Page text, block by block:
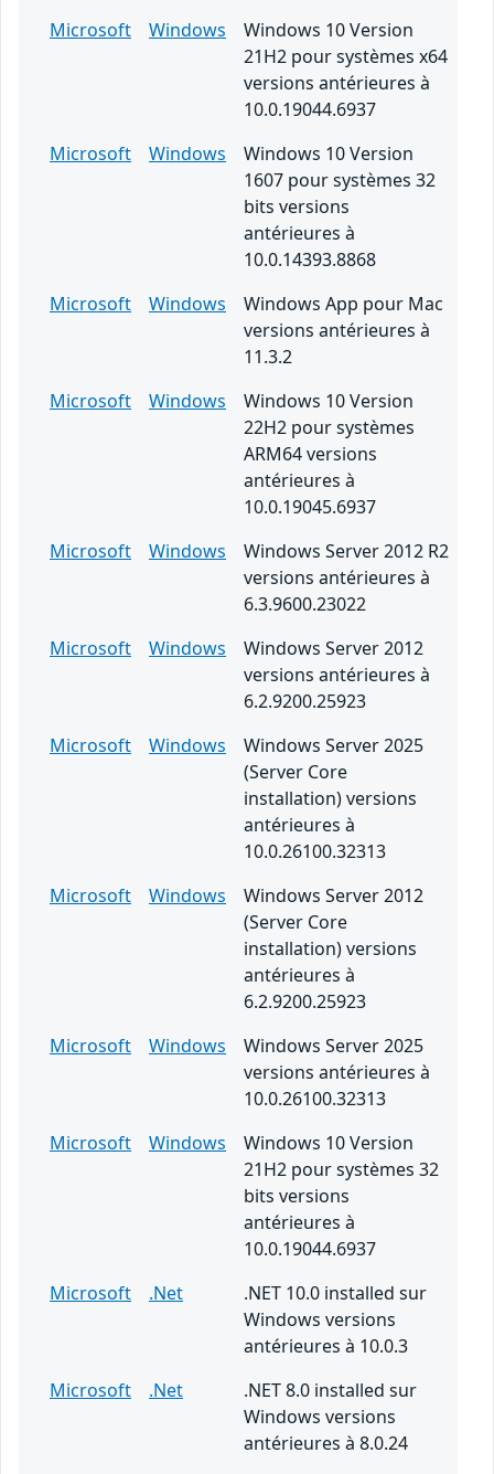
Microsoft
Windows
Windows 10 Version
21H2 pour systèmes x64
versions antérieures à
10.0.19044.6937
Microsoft
Windows
Windows 10 Version
1607 pour systèmes 32
bits versions
antérieures à
10.0.14393.8868
Microsoft
Windows
Windows App pour Mac
versions antérieures à
11.3.2
Microsoft
Windows
Windows 10 Version
22H2 pour systèmes
ARM64 versions
antérieures à
10.0.19045.6937
Microsoft
Windows
Windows Server 2012 R2
versions antérieures à
6.3.9600.23022
Microsoft
Windows
Windows Server 2012
versions antérieures à
6.2.9200.25923
Microsoft
Windows
Windows Server 2025
(Server Core
installation) versions
antérieures à
10.0.26100.32313
Microsoft
Windows
Windows Server 2012
(Server Core
installation) versions
antérieures à
6.2.9200.25923
Microsoft
Windows
Windows Server 2025
versions antérieures à
10.0.26100.32313
Microsoft
Windows
Windows 10 Version
21H2 pour systèmes 32
bits versions
antérieures à
10.0.19044.6937
Microsoft
.Net
.NET 10.0 installed sur
Windows versions
antérieures à 10.0.3
Microsoft
.Net
.NET 8.0 installed sur
Windows versions
antérieures à 8.0.24